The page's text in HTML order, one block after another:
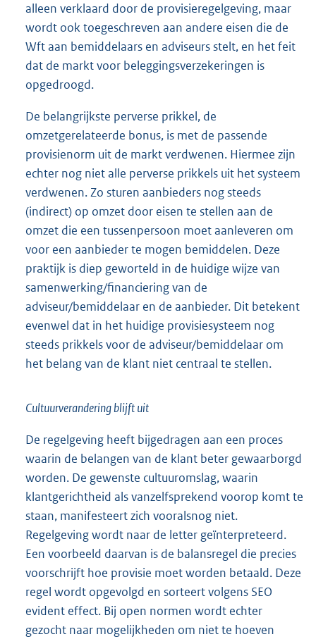
alleen verklaard door de provisieregelgeving, maar
wordt ook toegeschreven aan andere eisen die de
Wft aan bemiddelaars en adviseurs stelt, en het feit
dat de markt voor beleggingsverzekeringen is
opgedroogd.
De belangrijkste perverse prikkel, de
omzetgerelateerde bonus, is met de passende
provisienorm uit de markt verdwenen. Hiermee zijn
echter nog niet alle perverse prikkels uit het systeem
verdwenen. Zo sturen aanbieders nog steeds
(indirect) op omzet door eisen te stellen aan de
omzet die een tussenpersoon moet aanleveren om
voor een aanbieder te mogen bemiddelen. Deze
praktijk is diep geworteld in de huidige wijze van
samenwerking/financiering van de
adviseur/bemiddelaar en de aanbieder. Dit betekent
evenwel dat in het huidige provisiesysteem nog
steeds prikkels voor de adviseur/bemiddelaar om
het belang van de klant niet centraal te stellen.
Cultuurverandering blijft uit
De regelgeving heeft bijgedragen aan een proces
waarin de belangen van de klant beter gewaarborgd
worden. De gewenste cultuuromslag, waarin
klantgerichtheid als vanzelfsprekend voorop komt te
staan, manifesteert zich vooralsnog niet.
Regelgeving wordt naar de letter geïnterpreteerd.
Een voorbeeld daarvan is de balansregel die precies
voorschrijft hoe provisie moet worden betaald. Deze
regel wordt opgevolgd en sorteert volgens SEO
evident effect. Bij open normen wordt echter
gezocht naar mogelijkheden om niet te hoeven